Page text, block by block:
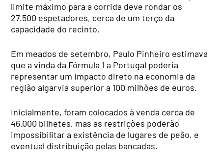
limite máximo para a corrida deve rondar os
27.500 espetadores, cerca de um terço da
capacidade do recinto.
Em meados de setembro, Paulo Pinheiro estimava
que a vinda da Fórmula 1 a Portugal poderia
representar um impacto direto na economia da
região algarvia superior a 100 milhões de euros.
Inicialmente, foram colocados à venda cerca de
46.000 bilhetes, mas as restrições poderão
impossibilitar a existência de lugares de peão, e
eventual distribuição pelas bancadas.